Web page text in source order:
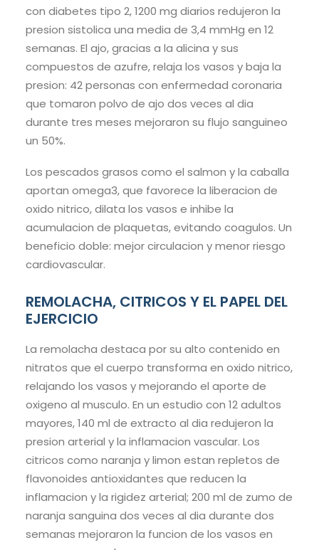
con diabetes tipo 2, 1200 mg diarios redujeron la
presion sistolica una media de 3,4 mmHg en 12
semanas. El ajo, gracias a la alicina y sus
compuestos de azufre, relaja los vasos y baja la
presion: 42 personas con enfermedad coronaria
que tomaron polvo de ajo dos veces al dia
durante tres meses mejoraron su flujo sanguineo
un 50%.
Los pescados grasos como el salmon y la caballa
aportan omega3, que favorece la liberacion de
oxido nitrico, dilata los vasos e inhibe la
acumulacion de plaquetas, evitando coagulos. Un
beneficio doble: mejor circulacion y menor riesgo
cardiovascular.
REMOLACHA, CITRICOS Y EL PAPEL DEL
EJERCICIO
La remolacha destaca por su alto contenido en
nitratos que el cuerpo transforma en oxido nitrico,
relajando los vasos y mejorando el aporte de
oxigeno al musculo. En un estudio con 12 adultos
mayores, 140 ml de extracto al dia redujeron la
presion arterial y la inflamacion vascular. Los
citricos como naranja y limon estan repletos de
flavonoides antioxidantes que reducen la
inflamacion y la rigidez arterial; 200 ml de zumo de
naranja sanguina dos veces al dia durante dos
semanas mejoraron la funcion de los vasos en